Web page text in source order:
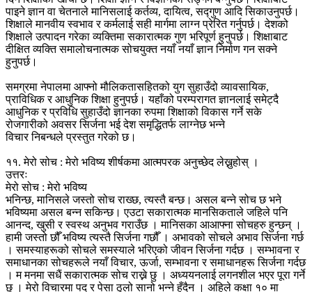
पाइने ज्ञान वा चेतनाले मानिसलाई कर्तव्य, दायित्व, सद्गुण आदि सिकाउनुपर्छ।
शिक्षाले मानवीय स्वभाव र कर्मलाई सही मार्गमा लाग्न प्रेरित गर्नुपर्छ। देशको
शिक्षाले उत्पादन गरेका व्यक्तिमा सकारात्मक गुण भरिपूर्ण हुनुपर्छ। शिक्षाबाट
दीक्षित व्यक्ति समालोचनात्मक सोचयुक्त नयाँ नयाँ ज्ञान निर्माण गन सक्ने
हुनुपर्छ।
समग्रमा नेपालमा आफ्नो मौलिकतासहितको युग सुहाउँदो व्यावसायिक,
प्राविधिक र आधुनिक शिक्षा हुनुपर्छ। यहाँको परम्परागत ज्ञानलाई समेट्दै
आधुनिक र प्रविधि सुहाउँदो ज्ञानका रुपमा शिक्षाको विकास गर्ने सके
रोजगारीको अवसर सिर्जना भई देश समृद्धितर्फ लाग्नेछ भन्ने
विचार निबन्धले प्रस्तुत गरेको छ।
११. मेरो सोच : मेरो भविष्य शीर्षकमा आत्मपरक अनुच्छेद लेख्नुहोस् ।
उत्तरः
मेरो सोच : मेरो भविष्य
भनिन्छ, मानिसले जस्तो सोच राख्छ, त्यस्तै बन्छ। असल बन्ने सोच छ भने
भविष्यमा असल बन्न सकिन्छ। एउटा सकारात्मक मानसिकताले जहिले पनि
आनन्द, खुसी र स्वस्थ अनुभव गराउँछ । मानिसका आआफ्ना सोचहरु हुन्छन् ।
हामी जस्तो छौँ भविष्य त्यस्तै सिर्जना गछौँ । अभावको सोचले अभाव सिर्जना गर्छ
। समस्याहरूको सोचले समस्याले भरिएको जीवन सिर्जना गर्दछ । सम्भावना र
समाधानका सोचहरूले नयाँ विचार, ऊर्जा, सम्भावना र समाधानहरू सिर्जना गर्दछ
। म मनमा सधैं सकारात्मक सोच राख्ने छु । अध्ययनलाई लगनशील भएर पूरा गर्ने
छु । मेरो विचारमा पद र पेसा ठुलो सानो भन्ने हुँदैन । अहिले कक्षा १० मा